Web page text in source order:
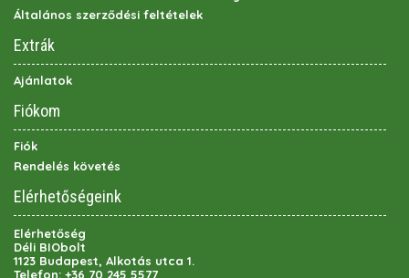
Általános szerződési feltételek
Extrák
Ajánlatok
Fiókom
Fiók
Rendelés követés
Elérhetőségeink
Elérhetőség
Déli BIObolt
1123 Budapest, Alkotás utca 1.
Telefon: +36 70 245 5577